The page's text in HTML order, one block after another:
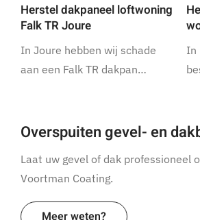
Herstel dakpaneel loftwoning
Falk TR Joure
In Joure hebben wij schade
aan een Falk TR dakpan…
In
Overspuiten gevel- en
Laat uw gevel of dak professioneel
Voortman Coating.
Meer weten?